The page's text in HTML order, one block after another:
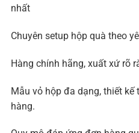
nhất
Chuyên setup hộp quà theo
Hàng chính hãng, xuất xứ rõ
Mẫu vỏ hộp đa dạng, thiết kế
hàng.